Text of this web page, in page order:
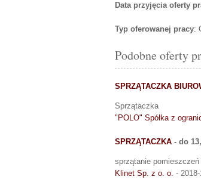
Data przyjęcia oferty
Typ oferowanej pracy:
Podobne oferty
SPRZĄTACZKA
Sprzątaczka
"POLO" Spółka z
SPRZĄTACZKA - do
sprzątanie
Klinet Sp. z o. o. -